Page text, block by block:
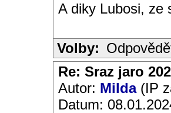
A diky Lubosi, ze
Volby:
Re: Sraz jaro
Autor: Milda(IP
Datum: